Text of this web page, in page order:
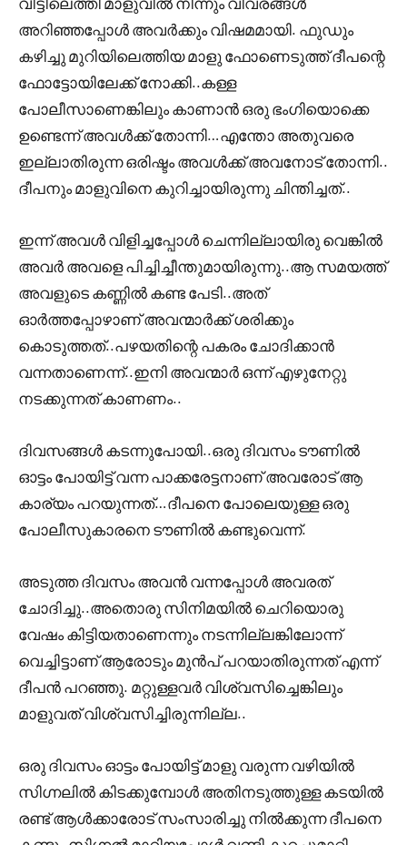
അറിഞ്ഞപ്പോൾ അവർക്കും വിഷമമായി. ഫുഡും
കഴിച്ചു മുറിയിലെത്തിയ മാളു ഫോണെടുത്ത് ദീപന്റെ
ഫോട്ടോയിലേക്ക് നോക്കി..കള്ള
പോലീസാണെങ്കിലും കാണാൻ ഒരു ഭംഗിയൊക്കെ
ഉണ്ടെന്ന് അവൾക്ക് തോന്നി…എന്തോ അതുവരെ
ഇല്ലാതിരുന്ന ഒരിഷ്ടം അവൾക്ക് അവനോട് തോന്നി..
ദീപനും മാളുവിനെ കുറിച്ചായിരുന്നു ചിന്തിച്ചത്..
ഇന്ന് അവൾ വിളിച്ചപ്പോൾ ചെന്നില്ലായിരു വെങ്കിൽ
അവർ അവളെ പിച്ചിച്ചീന്തുമായിരുന്നു..ആ സമയത്ത്
അവളുടെ കണ്ണിൽ കണ്ട പേടി..അത്
ഓർത്തപ്പോഴാണ് അവന്മാർക്ക് ശരിക്കും
കൊടുത്തത്..പഴയതിന്റെ പകരം ചോദിക്കാൻ
വന്നതാണെന്ന്..ഇനി അവന്മാർ ഒന്ന് എഴുനേറ്റു
നടക്കുന്നത് കാണണം..
ദിവസങ്ങൾ കടന്നുപോയി..ഒരു ദിവസം ടൗണിൽ
ഓട്ടം പോയിട്ട് വന്ന പാക്കരേട്ടനാണ് അവരോട് ആ
കാര്യം പറയുന്നത്…ദീപനെ പോലെയുള്ള ഒരു
പോലീസുകാരനെ ടൗണിൽ കണ്ടുവെന്ന്.
അടുത്ത ദിവസം അവൻ വന്നപ്പോൾ അവരത്
ചോദിച്ചു..അതൊരു സിനിമയിൽ ചെറിയൊരു
വേഷം കിട്ടിയതാണെന്നും നടന്നില്ലങ്കിലോന്ന്
വെച്ചിട്ടാണ് ആരോടും മുൻപ് പറയാതിരുന്നത് എന്ന്
ദീപൻ പറഞ്ഞു. മറ്റുള്ളവർ വിശ്വസിച്ചെങ്കിലും
മാളുവത് വിശ്വസിച്ചിരുന്നില്ല..
ഒരു ദിവസം ഓട്ടം പോയിട്ട് മാളു വരുന്ന വഴിയിൽ
സിഗ്നലിൽ കിടക്കുമ്പോൾ അതിനടുത്തുള്ള കടയിൽ
രണ്ട് ആൾക്കാരോട് സംസാരിച്ചു നിൽക്കുന്ന ദീപനെ